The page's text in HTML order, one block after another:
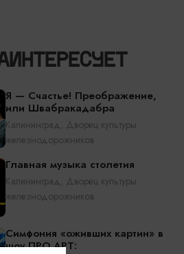
Я — Счастье! Преображение,
или Швабракадабра
Калининград, Дворец культуры
железнодорожников
Главная музыка столетия
Калининград, Дворец культуры
железнодорожников
Симфония «оживших картин» в
шоу ПРО.АРТ: